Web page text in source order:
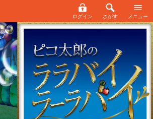
ログイン さがす メニュー